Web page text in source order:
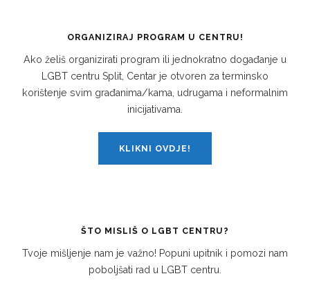
ORGANIZIRAJ PROGRAM U CENTRU!
Ako želiš organizirati program ili jednokratno događanje u
LGBT centru Split, Centar je otvoren za terminsko
korištenje svim građanima/kama, udrugama i neformalnim
inicijativama.
KLIKNI OVDJE!
ŠTO MISLIŠ O LGBT CENTRU?
Tvoje mišljenje nam je važno! Popuni upitnik i pomozi nam
poboljšati rad u LGBT centru.